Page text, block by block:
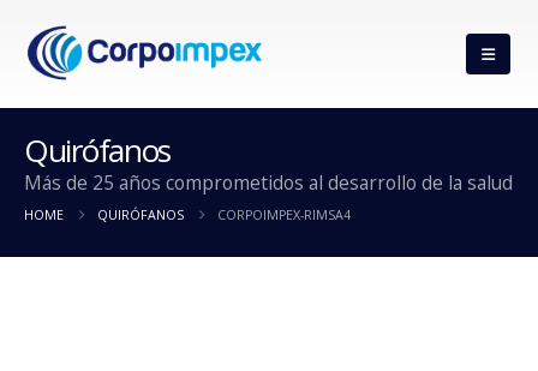
Quirófanos
Más de 25 años comprometidos al desarrollo de la salud
HOME QUIRÓFANOS CORPOIMPEX-RIMSA4